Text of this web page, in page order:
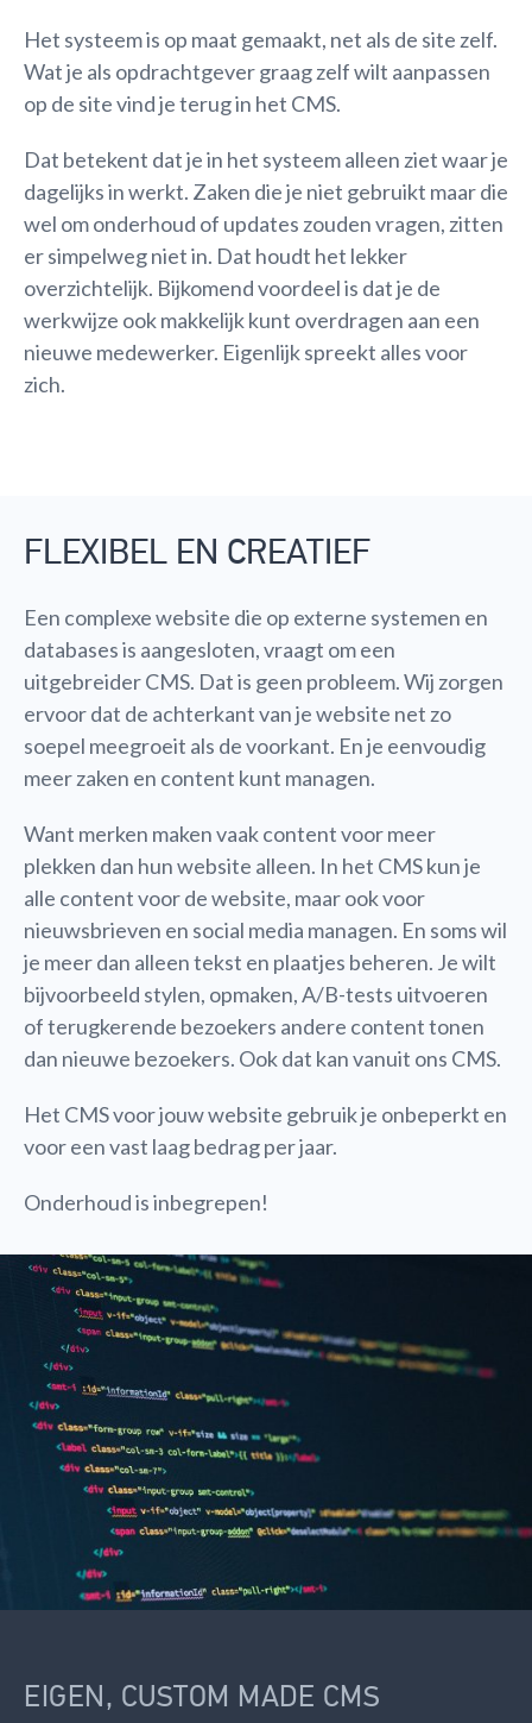
Het systeem is op maat gemaakt, net als de site zelf.
Wat je als opdrachtgever graag zelf wilt aanpassen
op de site vind je terug in het CMS.
Dat betekent dat je in het systeem alleen ziet waar je
dagelijks in werkt. Zaken die je niet gebruikt maar die
wel om onderhoud of updates zouden vragen, zitten
er simpelweg niet in. Dat houdt het lekker
overzichtelijk. Bijkomend voordeel is dat je de
werkwijze ook makkelijk kunt overdragen aan een
nieuwe medewerker. Eigenlijk spreekt alles voor
zich.
FLEXIBEL EN CREATIEF
Een complexe website die op externe systemen en
databases is aangesloten, vraagt om een
uitgebreider CMS. Dat is geen probleem. Wij zorgen
ervoor dat de achterkant van je website net zo
soepel meegroeit als de voorkant. En je eenvoudig
meer zaken en content kunt managen.
Want merken maken vaak content voor meer
plekken dan hun website alleen. In het CMS kun je
alle content voor de website, maar ook voor
nieuwsbrieven en social media managen. En soms wil
je meer dan alleen tekst en plaatjes beheren. Je wilt
bijvoorbeeld stylen, opmaken, A/B-tests uitvoeren
of terugkerende bezoekers andere content tonen
dan nieuwe bezoekers. Ook dat kan vanuit ons CMS.
Het CMS voor jouw website gebruik je onbeperkt en
voor een vast laag bedrag per jaar.
Onderhoud is inbegrepen!
EIGEN, CUSTOM MADE CMS